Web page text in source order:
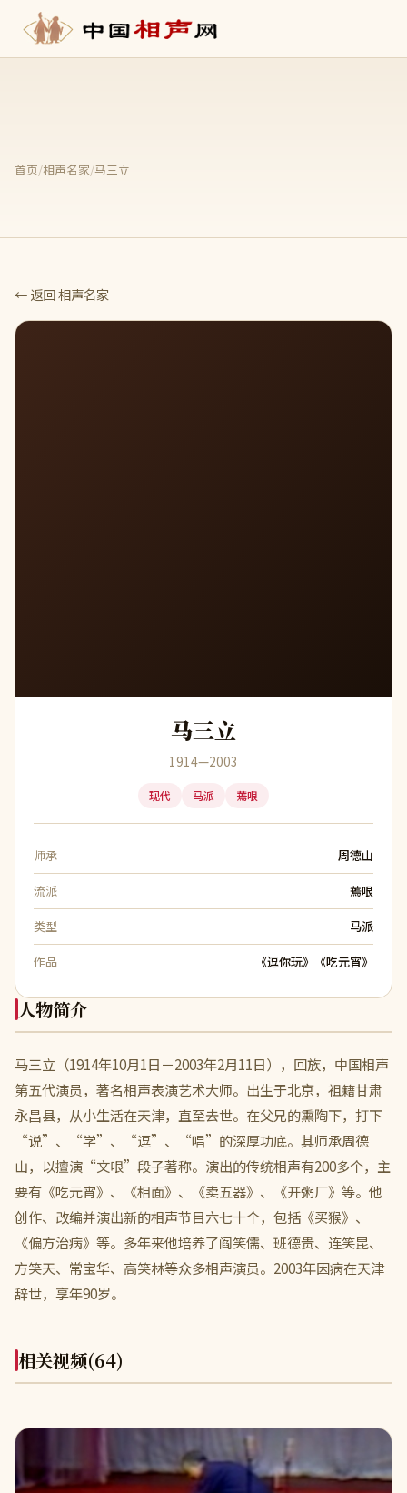
首页/相声名家/马三立
← 返回 相声名家
马三立
1914—2003
现代 马派 蔫哏
师承 周德山
流派 蔫哏
类型 马派
作品 《逗你玩》《吃元宵》
人物简介
马三立（1914年10月1日－2003年2月11日），回族，中国相声
第五代演员，著名相声表演艺术大师。出生于北京，祖籍甘肃
永昌县，从小生活在天津，直至去世。在父兄的熏陶下，打下
“说”、“学”、“逗”、“唱”的深厚功底。其师承周德
山，以擅演“文哏”段子著称。演出的传统相声有200多个，主
要有《吃元宵》、《相面》、《卖五器》、《开粥厂》等。他
创作、改编并演出新的相声节目六七十个，包括《买猴》、
《偏方治病》等。多年来他培养了阎笑儒、班德贵、连笑昆、
方笑天、常宝华、高笑林等众多相声演员。2003年因病在天津
辞世，享年90岁。
相关视频(64)